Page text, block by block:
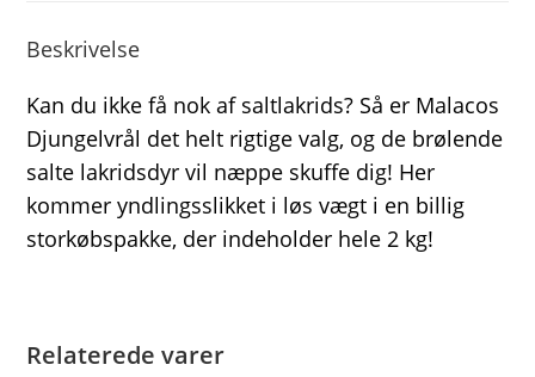
Beskrivelse
Kan du ikke få nok af saltlakrids? Så er Malacos
Djungelvrål det helt rigtige valg, og de brølende
salte lakridsdyr vil næppe skuffe dig! Her
kommer yndlingsslikket i løs vægt i en billig
storkøbspakke, der indeholder hele 2 kg!
Relaterede varer